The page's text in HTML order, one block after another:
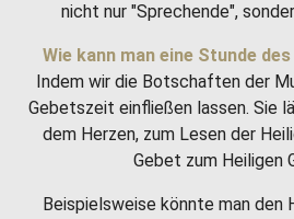
nicht nur "Sprechende",
Wie kann man eine Stunde
Indem wir die Botschaften der
Gebetszeit einfließen lassen. Sie
dem Herzen, zum Lesen der
Gebet zum Heiligen
Beispielsweise könnte man den